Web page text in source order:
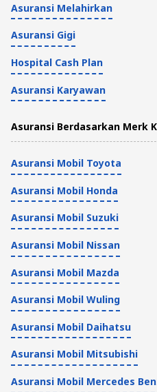
Asuransi Melahirkan
Asuransi Gigi
Hospital Cash Plan
Asuransi Karyawan
Asuransi Berdasarkan Merk
Asuransi Mobil Toyota
Asuransi Mobil Honda
Asuransi Mobil Suzuki
Asuransi Mobil Nissan
Asuransi Mobil Mazda
Asuransi Mobil Wuling
Asuransi Mobil Daihatsu
Asuransi Mobil Mitsubishi
Asuransi Mobil Mercedes